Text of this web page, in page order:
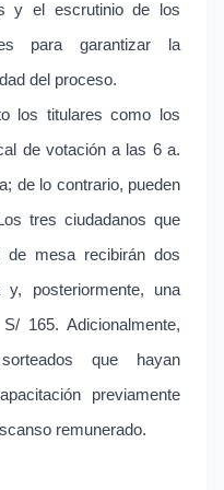
y el escrutinio de los
para garantizar la
del proceso.
los titulares como los
de votación a las 6 a.
de lo contrario, pueden
tres ciudadanos que
mesa recibirán dos
posteriormente, una
165. Adicionalmente,
que hayan
previamente
remunerado.